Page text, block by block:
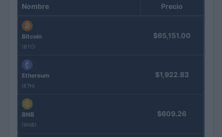
Nombre Precio
Bitcoin
(BTC)
$65,151.00
Ethereum
(ETH)
$1,922.83
BNB
(BNB)
$609.26